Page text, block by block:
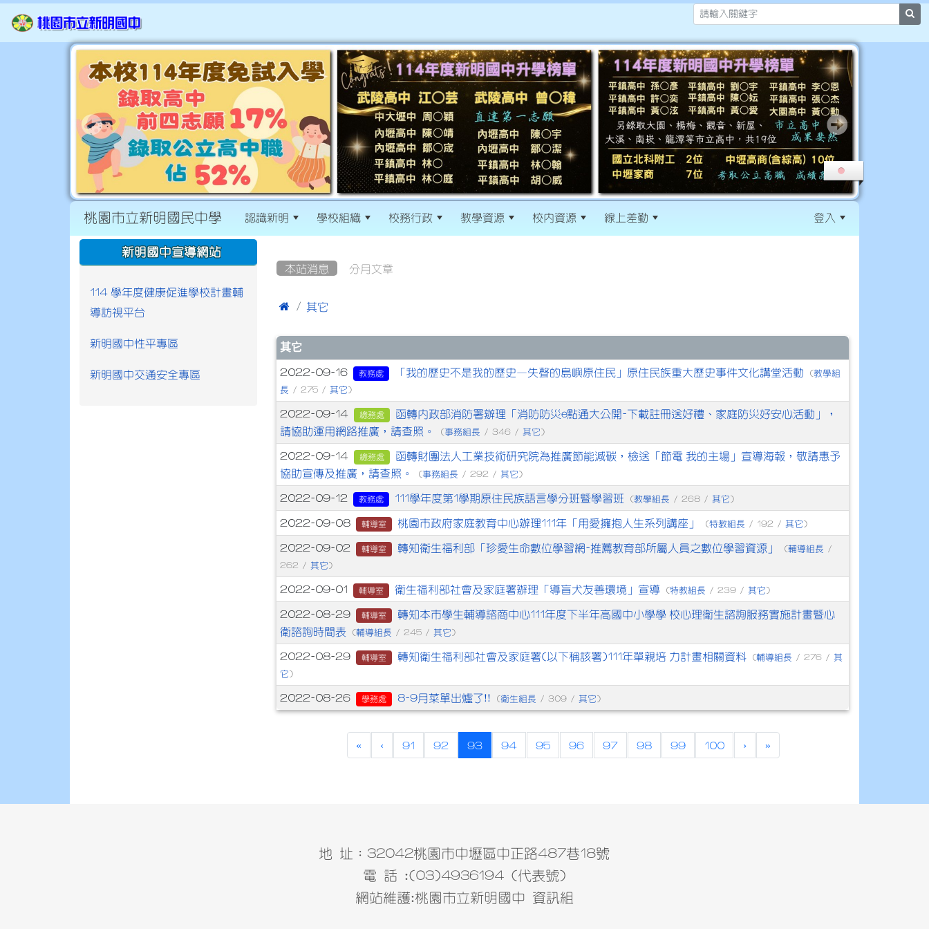
桃園市立新明國民中學 認識新明 學校組織 校務行政 教學資源 校內資源 線上差勤 登入
本站消息 分月文章
 其它
文章列表
其它
2022-09-16 教務處 「我的歷史不是我的歷史—失聲的島嶼原住民」原住民族重大歷史事件文化講堂活動 (教學組
長 / 275 /其它 )
2022-09-14 總務處
函轉內政部消防署辦理「消防防災e點通大公開-下載註冊送好禮、家庭防災好安心活動」，
請協助運用網路推廣，請查照。
(事務組長 / 346 /其它 )
2022-09-14 總務處
函轉財團法人工業技術研究院為推廣節能減碳，檢送「節電 我的主場」宣導海報，敬請惠予
協助宣傳及推廣，請查照。
(事務組長 / 292 /其它 )
2022-09-12 教務處 111學年度第1學期原住民族語言學分班暨學習班 (教學組長 / 268 / 其它 )
2022-09-08 輔導室 桃園市政府家庭教育中心辦理111年「用愛擁抱人生系列講座」 (特教組長 / 192 / 其它 )
2022-09-02 輔導室 轉知衛生福利部「珍愛生命數位學習網-推薦教育部所屬人員之數位學習資源」 (輔導組長 /
262 /其它 )
2022-09-01 輔導室 衛生福利部社會及家庭署辦理「導盲犬友善環境」宣導 (特教組長 / 239 / 其它 )
2022-08-29 輔導室
轉知本市學生輔導諮商中心111年度下半年高國中小學學 校心理衛生諮詢服務實施計畫暨心
衛諮詢時間表
(輔導組長 / 245 /其它 )
2022-08-29 輔導室 轉知衛生福利部社會及家庭署(以下稱該署)111年單親培 力計畫相關資料 (輔導組長 / 276 / 其
它 )
2022-08-26 學務處 8-9月菜單出爐了!! (衛生組長 / 309 / 其它 )
« ‹ 91 92 93(current)
94 95 96 97 98 99 100 › »
:::
新明國中宣導網站
114 學年度健康促進學校計畫輔
導訪視平台
新明國中性平專區
新明國中交通安全專區
地 址：32042桃園市中壢區中正路487巷18號
電 話 :(03)4936194 (代表號)
網站維護:桃園市立新明國中 資訊組